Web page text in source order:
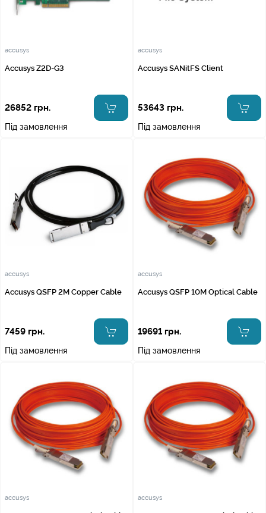
accusys
Accusys Z2D-G3
26852 грн.
Під замовлення
accusys
Accusys SANitFS Client
53643 грн.
Під замовлення
accusys
Accusys QSFP 2M Copper Cable
7459 грн.
Під замовлення
accusys
Accusys QSFP 10M Optical Cable
19691 грн.
Під замовлення
accusys accusys